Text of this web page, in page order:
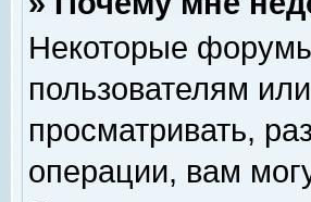
Некоторые
пользователям
просматривать,
операции, вам